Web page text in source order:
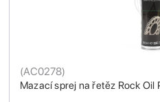
Mazací sprej na řetěz Rock
(AC0278)